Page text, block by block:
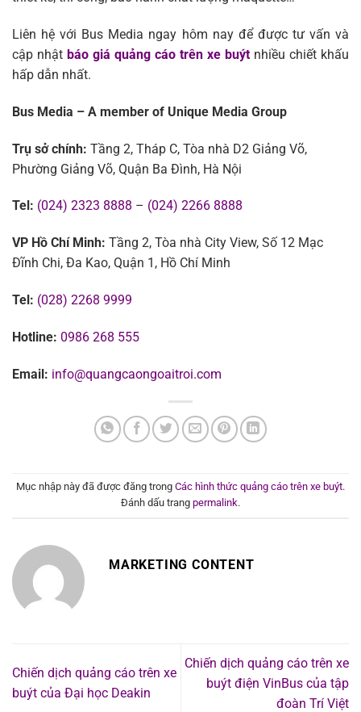
Liên hệ với Bus Media ngay hôm nay để được tư vấn và
cập nhật báo giá quảng cáo trên xe buýt nhiều chiết khấu
hấp dẫn nhất.
Bus Media – A member of Unique Media Group
Trụ sở chính: Tầng 2, Tháp C, Tòa nhà D2 Giảng Võ,
Phường Giảng Võ, Quận Ba Đình, Hà Nội
Tel: (024) 2323 8888 – (024) 2266 8888
VP Hồ Chí Minh: Tầng 2, Tòa nhà City View, Số 12 Mạc
Đĩnh Chi, Đa Kao, Quận 1, Hồ Chí Minh
Tel: (028) 2268 9999
Hotline: 0986 268 555
Email: info@quangcaongoaitroi.com
Mục nhập này đã được đăng trong Các hình thức quảng cáo trên xe buýt.
Đánh dấu trang permalink.
MARKETING CONTENT
Chiến dịch quảng cáo trên xe
buýt của Đại học Deakin
Chiến dịch quảng cáo trên xe
buýt điện VinBus của tập
đoàn Trí Việt